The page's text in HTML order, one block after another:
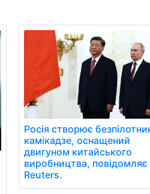
Росія створює
камікадзе, оснащений
двигуном китайського
виробництва, повідомляє
Reuters.